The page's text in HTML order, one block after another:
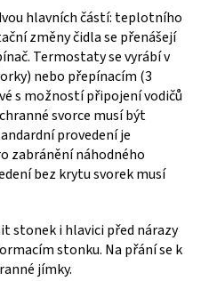
hlavních částí: teplot­ního
změny čidla se přenášejí
Termostaty se vyrábí v
nebo přepínacím (3
s mož­ností připojení vodičů
svorce musí být
provedení je
zabránění náhodného
bez krytu svorek musí
stonek i hlavici před nárazy
stonku. Na přání se k
jímky.